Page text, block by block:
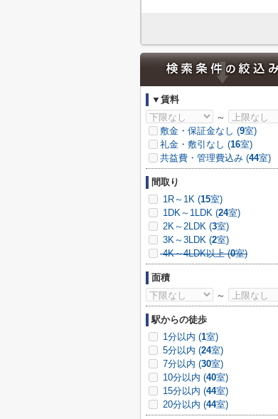
▼賃料
～
敷金・保証金なし (9室)
礼金・敷引なし (16室)
共益費・管理費込み (44室)
間取り
1R～1K (15室)
1DK～1LDK (24室)
2K～2LDK (3室)
3K～3LDK (2室)
4K～4LDK以上 (0室)
面積
～
駅からの徒歩
1分以内 (1室)
5分以内 (24室)
7分以内 (30室)
10分以内 (40室)
15分以内 (44室)
20分以内 (44室)